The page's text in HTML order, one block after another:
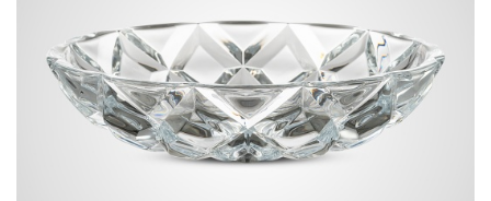
Мебель
Ванная комната